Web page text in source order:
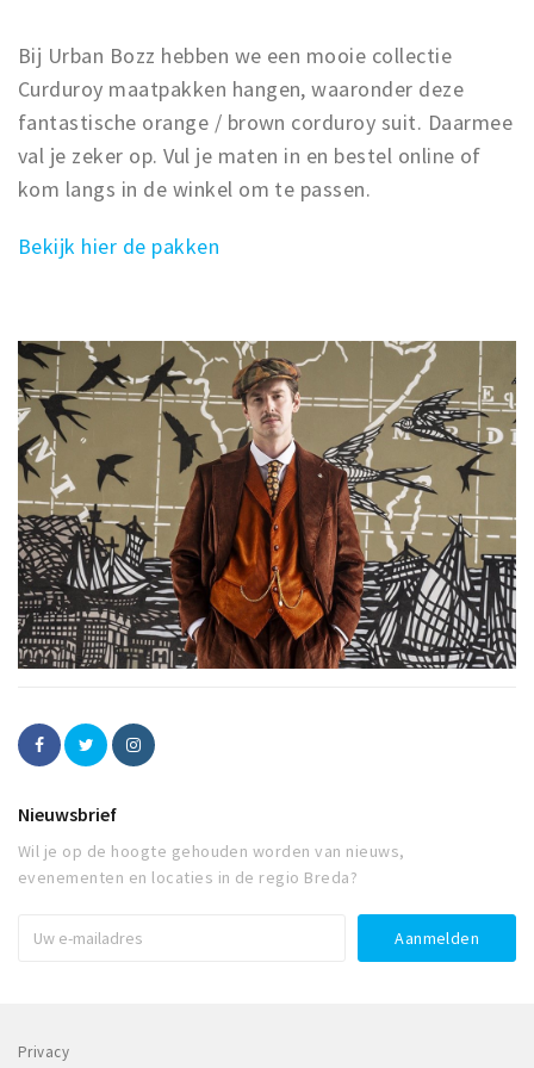
Parkeren
Bezienswaardigheden
Musea, theaters & podia
Uitjes & activiteiten
Toeristische routes
Sport
Privacy
Inloggen
Bij Urban Bozz hebben we een mooie collectie
Curduroy maatpakken hangen, waaronder deze
fantastische orange / brown corduroy suit. Daarmee
val je zeker op. Vul je maten in en bestel online of
kom langs in de winkel om te passen.
Bekijk hier de pakken
Nieuwsbrief
Wil je op de hoogte gehouden worden van nieuws,
evenementen en locaties in de regio Breda?
Privacy